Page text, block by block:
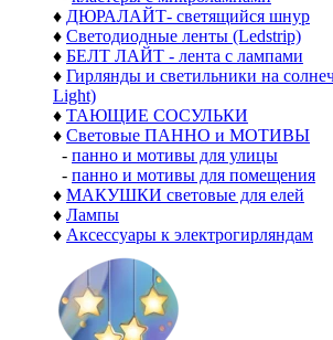
♦ ДЮРАЛАЙТ- светящийся шнур
♦ Светодиодные ленты (Ledstrip)
♦ БЕЛТ ЛАЙТ - лента с лампами
♦ Гирлянды и светильники на
Light)
♦ ТАЮЩИЕ СОСУЛЬКИ
♦ Световые ПАННО и МОТИВЫ
- панно и мотивы для улицы
- панно и мотивы для помещения
♦ МАКУШКИ световые для елей
♦ Лампы
♦ Аксессуары к электрогирляндам